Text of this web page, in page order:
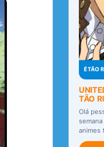
TÃO
Olá
animes